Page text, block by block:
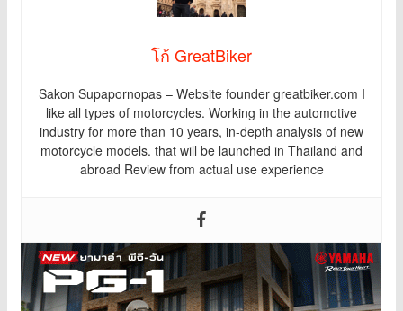
โก้ GreatBiker
Sakon Supapornopas – Website founder greatbiker.com I
like all types of motorcycles. Working in the automotive
industry for more than 10 years, in-depth analysis of new
motorcycle models. that will be launched in Thailand and
abroad Review from actual use experience